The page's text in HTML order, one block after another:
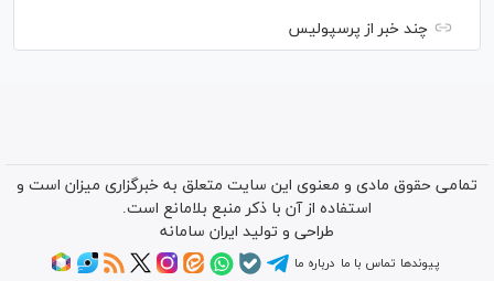
چند خبر از پرسپولیس
تمامی حقوق مادی و معنوی این سایت متعلق به خبرگزاری میزان است و
استفاده از آن با ذکر منبع بلامانع است.
طراحی و تولید ایران سامانه
پیوندها تماس با ما درباره ما